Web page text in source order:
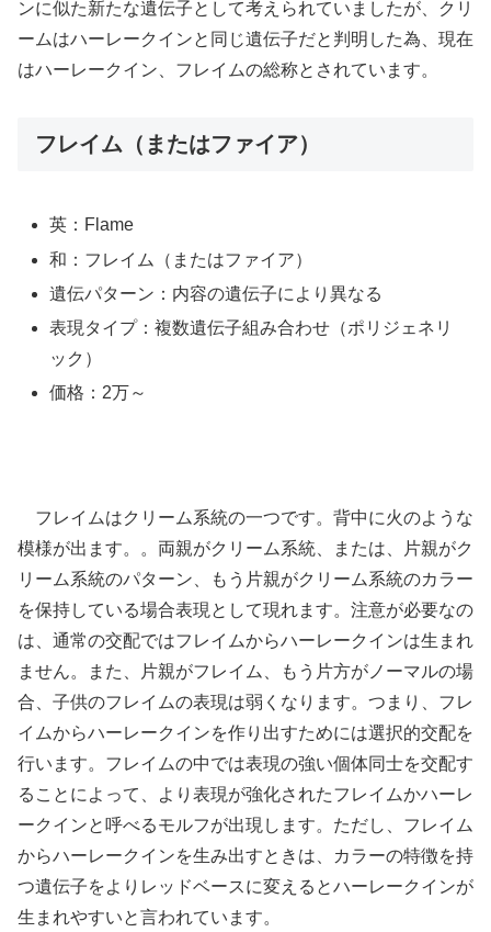
ンに似た新たな遺伝子として考えられていましたが、クリ
ームはハーレークインと同じ遺伝子だと判明した為、現在
はハーレークイン、フレイムの総称とされています。
フレイム（またはファイア）
英：Flame
和：フレイム（またはファイア）
遺伝パターン：内容の遺伝子により異なる
表現タイプ：複数遺伝子組み合わせ（ポリジェネリ
ック）
価格：2万～
フレイムはクリーム系統の一つです。背中に火のような
模様が出ます。。両親がクリーム系統、または、片親がク
リーム系統のパターン、もう片親がクリーム系統のカラー
を保持している場合表現として現れます。注意が必要なの
は、通常の交配ではフレイムからハーレークインは生まれ
ません。また、片親がフレイム、もう片方がノーマルの場
合、子供のフレイムの表現は弱くなります。つまり、フレ
イムからハーレークインを作り出すためには選択的交配を
行います。フレイムの中では表現の強い個体同士を交配す
ることによって、より表現が強化されたフレイムかハーレ
ークインと呼べるモルフが出現します。ただし、フレイム
からハーレークインを生み出すときは、カラーの特徴を持
つ遺伝子をよりレッドベースに変えるとハーレークインが
生まれやすいと言われています。